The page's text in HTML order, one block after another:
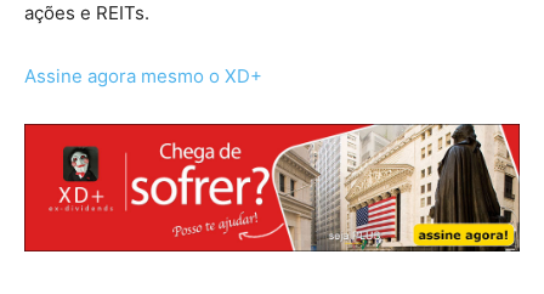
ações e REITs.
Assine agora mesmo o XD+